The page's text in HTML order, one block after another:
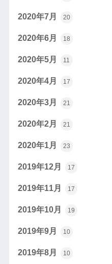
2020年7月 20
2020年6月 18
2020年5月 11
2020年4月 17
2020年3月 21
2020年2月 21
2020年1月 23
2019年12月 17
2019年11月 17
2019年10月 19
2019年9月 10
2019年8月 10